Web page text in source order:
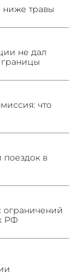
травы
не дал
что
поездок в
ограничений
РФ